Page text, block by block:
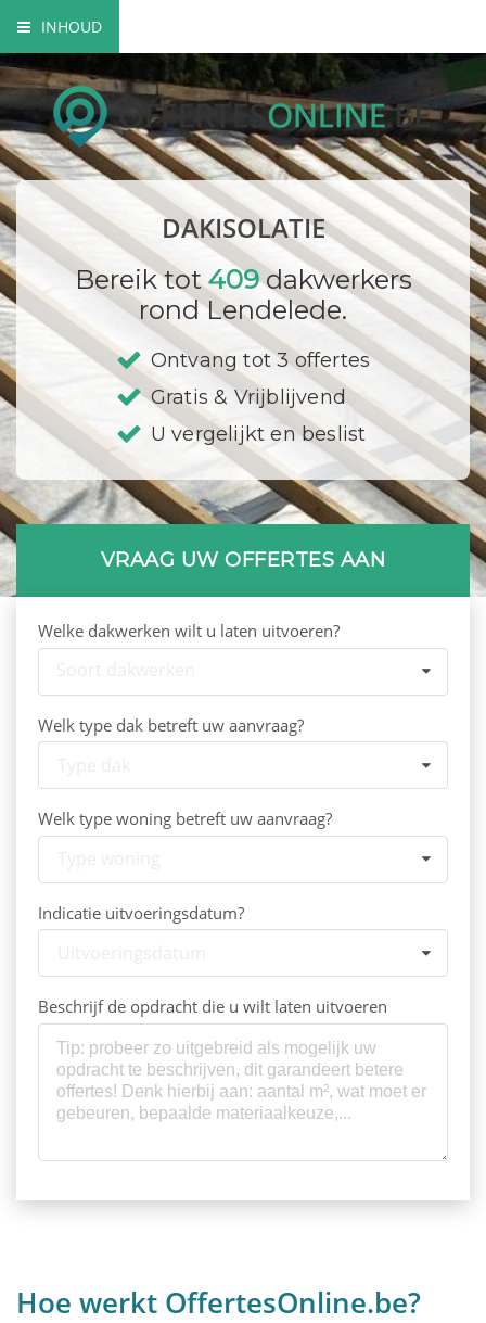
INHOUD
Soorten dakisolatie
Mogelijkheden dakisolatie
Wettelijke verplichtingen
Bedrijf registreren DAKISOLATIE
Bereik tot409dakwerkers
rond Lendelede.
Ontvang tot 3 offertes
Gratis & Vrijblijvend
U vergelijkt en beslist
VRAAG UW OFFERTES AAN
Welke dakwerken wilt u laten uitvoeren?
Welk type dak betreft uw aanvraag?
Welk type woning betreft uw aanvraag?
Indicatie uitvoeringsdatum?
Beschrijf de opdracht die u wilt laten uitvoeren
Hoe werkt OffertesOnline.be?